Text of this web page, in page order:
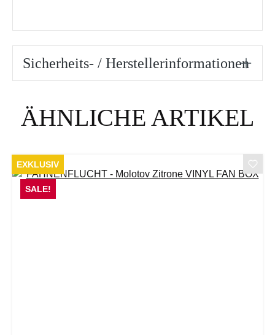
Sicherheits- / Herstellerinformationen
ÄHNLICHE ARTIKEL
EXKLUSIV
SALE!